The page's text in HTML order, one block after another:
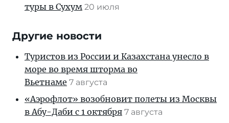
туры в Сухум 20 июля
Другие новости
Туристов из России и Казахстана унесло в
море во время шторма во
Вьетнаме 7 августа
«Аэрофлот» возобновит полеты из Москвы
в Абу-Даби с 1 октября 7 августа